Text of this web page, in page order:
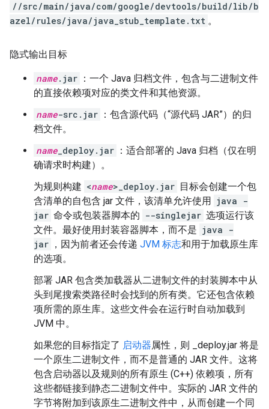
//src/main/java/com/google/devtools/build/lib/b
azel/rules/java/java_stub_template.txt 。
隐式输出目标
name.jar ：一个 Java 归档文件，包含与二进制文件
的直接依赖项对应的类文件和其他资源。
name-src.jar ：包含源代码（“源代码 JAR”）的归
档文件。
name _deploy.jar ：适合部署的 Java 归档（仅在明
确请求时构建）。
为规则构建 <name>_deploy.jar 目标会创建一个包
含清单的自包含 jar 文件，该清单允许使用 java -
jar 命令或包装器脚本的 --singlejar 选项运行该
文件。最好使用封装容器脚本，而不是 java -
jar ，因为前者还会传递 JVM 标志和用于加载原生库
的选项。
部署 JAR 包含类加载器从二进制文件的封装脚本中从
头到尾搜索类路径时会找到的所有类。它还包含依赖
项所需的原生库。这些文件会在运行时自动加载到
JVM 中。
如果您的目标指定了 启动器属性，则 _deploy.jar 将是
一个原生二进制文件，而不是普通的 JAR 文件。这将
包含启动器以及规则的所有原生 (C++) 依赖项，所有
这些都链接到静态二进制文件中。实际的 JAR 文件的
字节将附加到该原生二进制文件中，从而创建一个同